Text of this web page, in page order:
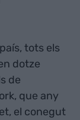
tots els
dotze
de
que any
el conegut